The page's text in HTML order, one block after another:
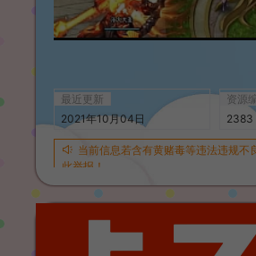
最近更新
2021年10月04日
资源
2383
当前信息若含有黄赌毒等违法违规不
此举报！